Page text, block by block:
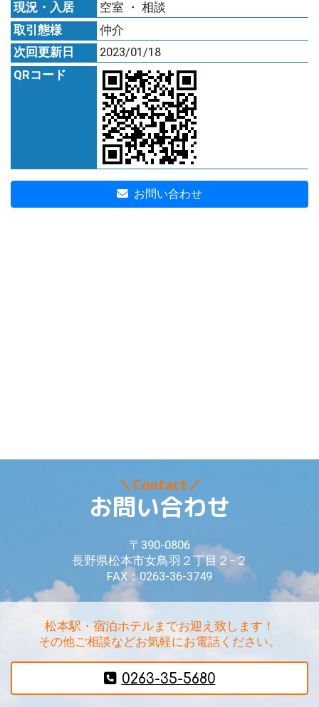
現況・入居
空室 ・ 相談
取引態様
仲介
次回更新日
2023/01/18
QRコード
お問い合わせ
＼Contact／
お問い合わせ
〒390-0806
長野県松本市女鳥羽２丁目２−２
FAX：0263-36-3749
松本駅・宿泊ホテルまでお迎え致します！
その他ご相談などお気軽にお電話ください。
0263-35-5680